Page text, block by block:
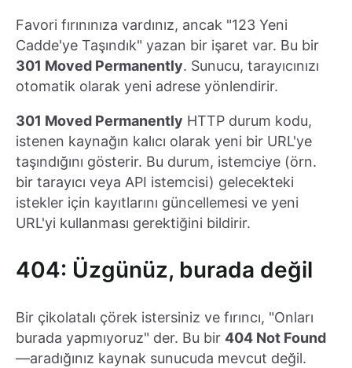
Favori fırınınıza vardınız, ancak "123 Yeni
Cadde'ye Taşındık" yazan bir işaret var. Bu bir
301 Moved Permanently. Sunucu, tarayıcınızı
otomatik olarak yeni adrese yönlendirir.
301 Moved Permanently HTTP durum kodu,
istenen kaynağın kalıcı olarak yeni bir URL'ye
taşındığını gösterir. Bu durum, istemciye (örn.
bir tarayıcı veya API istemcisi) gelecekteki
istekler için kayıtlarını güncellemesi ve yeni
URL'yi kullanması gerektiğini bildirir.
404: Üzgünüz, burada değil
Bir çikolatalı çörek istersiniz ve fırıncı, "Onları
burada yapmıyoruz" der. Bu bir 404 Not Found
—aradığınız kaynak sunucuda mevcut değil.